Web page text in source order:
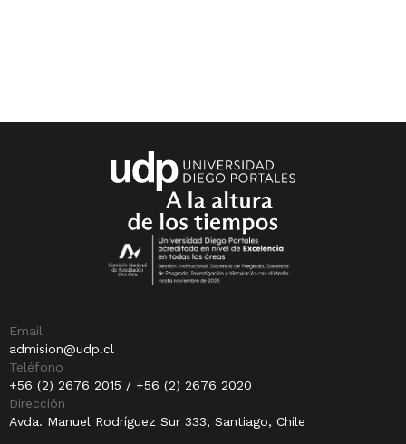
Email
admision@udp.cl
Teléfono
+56 (2) 2676 2015 / +56 (2) 2676 2020
Dirección
Avda. Manuel Rodríguez Sur 333, Santiago, Chile